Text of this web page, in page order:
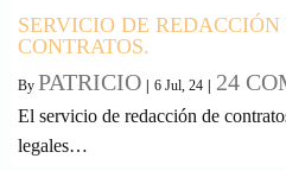
SERVICIO DE
CONTRATOS.
By PATRICIO 6 Jul, 24 24
El servicio de redacción de
legales…